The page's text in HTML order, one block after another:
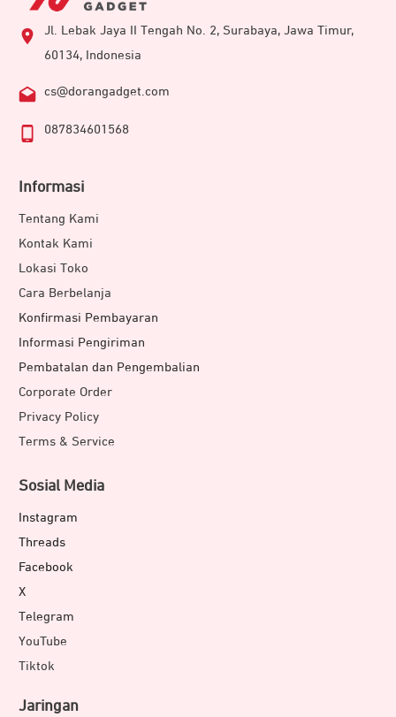
Jl. Lebak Jaya II Tengah No. 2, Surabaya, Jawa Timur,
60134, Indonesia
cs@dorangadget.com
087834601568
Informasi
Tentang Kami
Kontak Kami
Lokasi Toko
Cara Berbelanja
Konfirmasi Pembayaran
Informasi Pengiriman
Pembatalan dan Pengembalian
Corporate Order
Privacy Policy
Terms & Service
Sosial Media
Instagram
Threads
Facebook
X
Telegram
YouTube
Tiktok
Jaringan